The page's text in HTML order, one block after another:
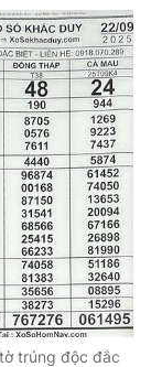
Chính sách bảo
24.3.2020
Niên. Cấm sao
thuận bằng văn
trúng độc đắc